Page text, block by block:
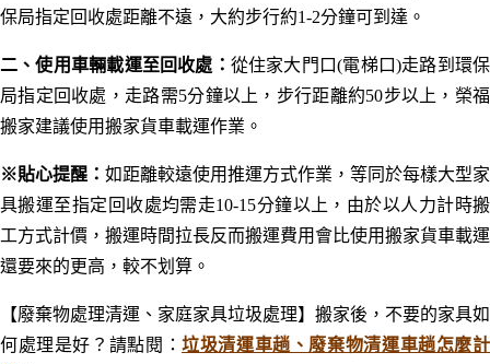
保局指定回收處距離不遠 ，大約步行約1-2分鐘可到達。
二、使用車輛載運至回收處： 從住家大門口(電梯口)走路到環保
局指定回收處，走路需5分鐘以上，步行距離約50步以上，榮福
搬家建議使用搬家貨車載運作業。
※貼心提醒： 如距離較遠使用推運方式作業，等同於每樣大型家
具搬運至指定回收處均需走10-15分鐘以上， 由於以人力計時搬
工方式計價，搬運時間拉長反而搬運費用會比使用搬家貨車載運
還要來的更高，較不划算。
【廢棄物處理清運、家庭家具垃圾處理】搬家後，不要的家具如
何處理是好？請點閱：垃圾清運車趟、廢棄物清運車趟怎麼計